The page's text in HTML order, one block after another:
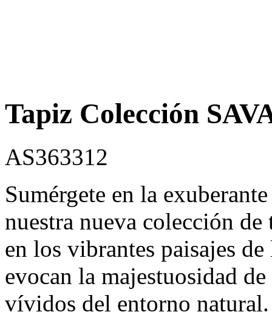
Tapiz Colección
AS363312
Sumérgete en la
nuestra nueva colección
en los vibrantes paisajes
evocan la majestuosidad
vívidos del entorno natural.